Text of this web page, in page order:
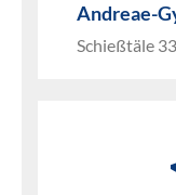
Andreae-
Schießtäle